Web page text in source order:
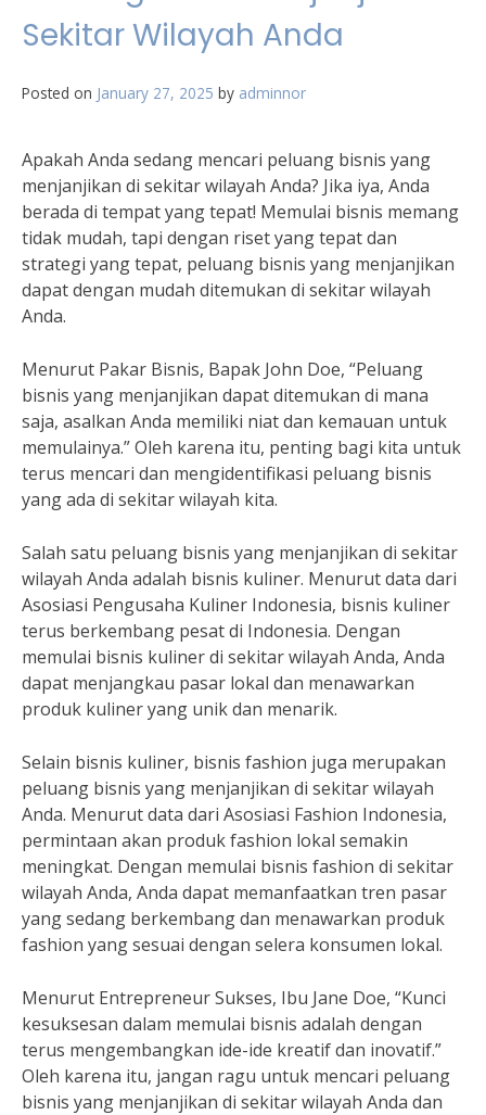
Sekitar Wilayah Anda
Posted on January 27, 2025 by adminnor
Apakah Anda sedang mencari peluang bisnis yang
menjanjikan di sekitar wilayah Anda? Jika iya, Anda
berada di tempat yang tepat! Memulai bisnis memang
tidak mudah, tapi dengan riset yang tepat dan
strategi yang tepat, peluang bisnis yang menjanjikan
dapat dengan mudah ditemukan di sekitar wilayah
Anda.
Menurut Pakar Bisnis, Bapak John Doe, “Peluang
bisnis yang menjanjikan dapat ditemukan di mana
saja, asalkan Anda memiliki niat dan kemauan untuk
memulainya.” Oleh karena itu, penting bagi kita untuk
terus mencari dan mengidentifikasi peluang bisnis
yang ada di sekitar wilayah kita.
Salah satu peluang bisnis yang menjanjikan di sekitar
wilayah Anda adalah bisnis kuliner. Menurut data dari
Asosiasi Pengusaha Kuliner Indonesia, bisnis kuliner
terus berkembang pesat di Indonesia. Dengan
memulai bisnis kuliner di sekitar wilayah Anda, Anda
dapat menjangkau pasar lokal dan menawarkan
produk kuliner yang unik dan menarik.
Selain bisnis kuliner, bisnis fashion juga merupakan
peluang bisnis yang menjanjikan di sekitar wilayah
Anda. Menurut data dari Asosiasi Fashion Indonesia,
permintaan akan produk fashion lokal semakin
meningkat. Dengan memulai bisnis fashion di sekitar
wilayah Anda, Anda dapat memanfaatkan tren pasar
yang sedang berkembang dan menawarkan produk
fashion yang sesuai dengan selera konsumen lokal.
Menurut Entrepreneur Sukses, Ibu Jane Doe, “Kunci
kesuksesan dalam memulai bisnis adalah dengan
terus mengembangkan ide-ide kreatif dan inovatif.”
Oleh karena itu, jangan ragu untuk mencari peluang
bisnis yang menjanjikan di sekitar wilayah Anda dan